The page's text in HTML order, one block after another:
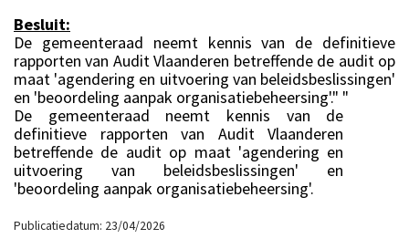
Besluit:
De gemeenteraad neemt kennis van de definitieve
rapporten van Audit Vlaanderen betreffende de audit op
maat 'agendering en uitvoering van beleidsbeslissingen'
en 'beoordeling aanpak organisatiebeheersing'." "
De gemeenteraad neemt kennis van de
definitieve rapporten van Audit Vlaanderen
betreffende de audit op maat 'agendering en
uitvoering van beleidsbeslissingen' en
'beoordeling aanpak organisatiebeheersing'.
Publicatiedatum: 23/04/2026